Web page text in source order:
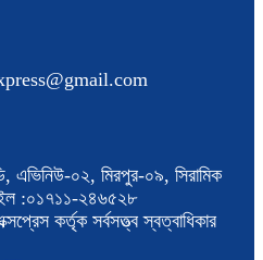
০২, মিরপুর-০৯, সিরামিক
:০১৭১১-২৪৬৫২৮
কর্তৃক সর্বসত্ত্ব স্বত্বাধিকার